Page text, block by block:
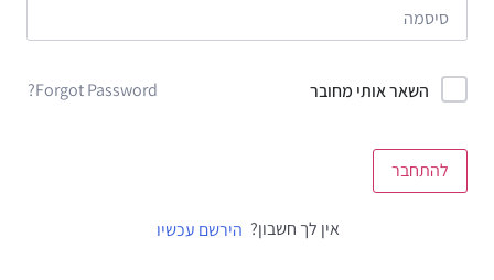
השאר אותי מחובר Forgot Password?
להתחבר
אין לך חשבון? הירשם עכשיו